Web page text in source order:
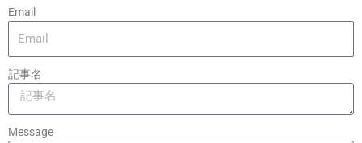
Email
記事名
Message